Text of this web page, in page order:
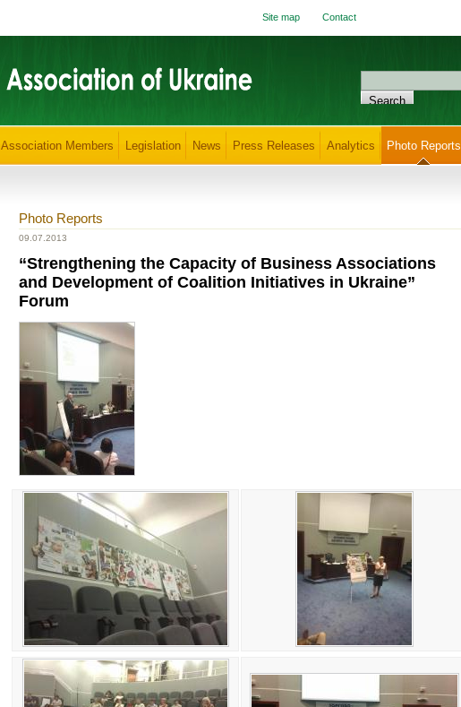
Site map Contact
Association Members Legislation News Press Releases Analytics Photo Reports
Photo Reports
09.07.2013
“Strengthening the Capacity of Business Associations
and Development of Coalition Initiatives in Ukraine”
Forum